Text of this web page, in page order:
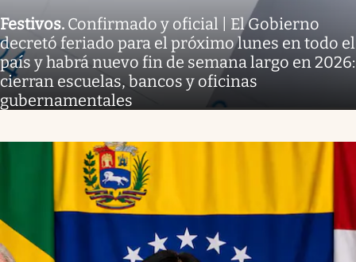
Festivos. Confirmado y oficial | El Gobierno
decretó feriado para el próximo lunes en todo el
país y habrá nuevo fin de semana largo en 2026:
cierran escuelas, bancos y oficinas
gubernamentales